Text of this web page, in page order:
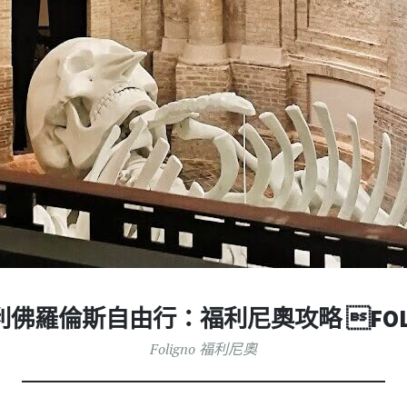
佛羅倫斯自由行：福利尼奧攻略
Foligno 福利尼奧